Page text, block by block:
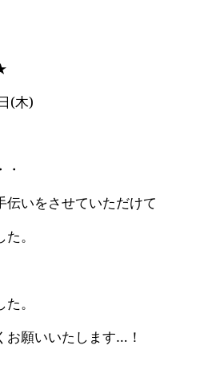
(木)
伝いをさせていただけて
。
。
お願いいたします…！